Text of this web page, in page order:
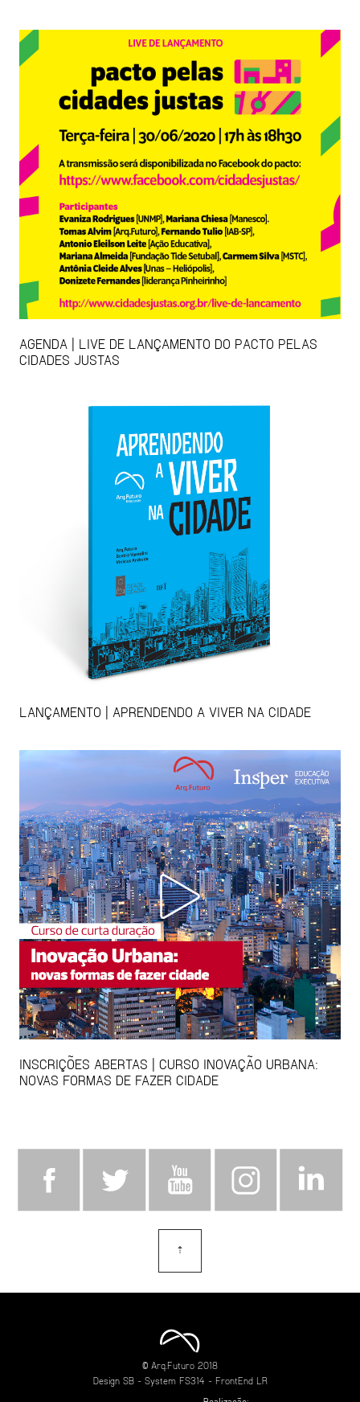
AGENDA | LIVE DE LANÇAMENTO DO PACTO PELAS
CIDADES JUSTAS
LANÇAMENTO | APRENDENDO A VIVER NA CIDADE
INSCRIÇÕES ABERTAS | CURSO INOVAÇÃO URBANA:
NOVAS FORMAS DE FAZER CIDADE
⇡
© Arq.Futuro 2018
Design SB- System FS314 - FrontEnd LR